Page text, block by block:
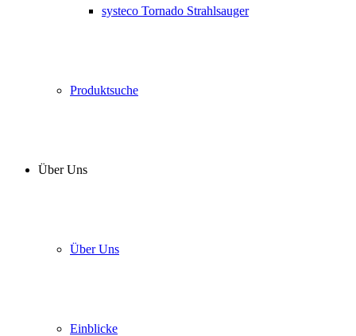
systeco Tornado Strahlsauger
Produktsuche
Über Uns
Über Uns
Einblicke